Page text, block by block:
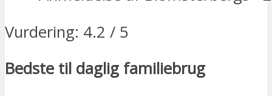
Vurdering: 4.2 / 5
Bedste til daglig familiebrug